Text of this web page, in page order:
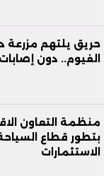
حريق يلتهم مزرعة
الفيوم.. دون إصابات
منظمة التعاون
بتطور قطاع
الاستثمارات